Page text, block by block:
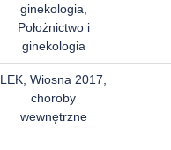
ginekologia,
Położnictwo i
ginekologia
LEK, Wiosna 2017,
choroby
wewnętrzne